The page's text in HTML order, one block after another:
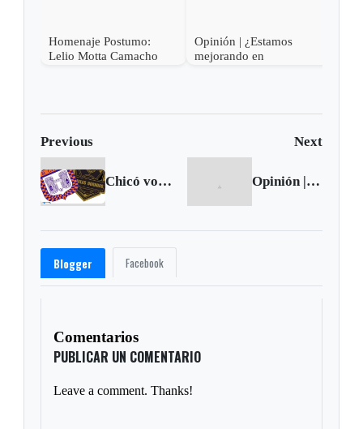
Homenaje Postumo:
Lelio Motta Camacho
Opinión | ¿Estamos
mejorando en
Previous Next
Chicó volvió a perder y ya está por fuera de cualquier opción Opinión | El desagravio como conducta solidaria
Blogger Facebook
Comentarios
PUBLICAR UN COMENTARIO
Leave a comment. Thanks!